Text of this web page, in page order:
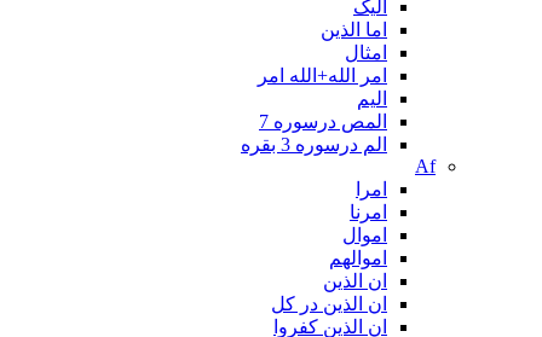
الیک
اما الذین
امثال
امر الله+الله امر
اليم
المص درسوره 7
الم درسوره 3 بقره
Af
امرا
امرنا
اموال
اموالهم
ان الذین
ان الذین در کل
ان الذین کفروا